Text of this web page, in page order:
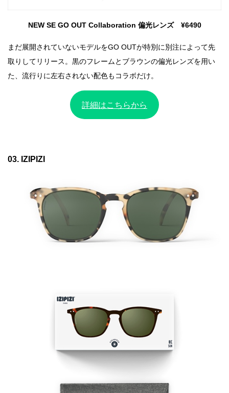
NEW SE GO OUT Collaboration 偏光レンズ ¥6490
まだ展開されていないモデルをGO OUTが特別に別注によって先
取りしてリリース。黒のフレームとブラウンの偏光レンズを用い
た、流行りに左右されない配色もコラボだけ。
詳細はこちらから
03. IZIPIZI